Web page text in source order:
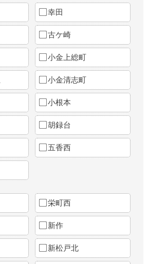
幸田
古ケ崎
小金上総町
小金清志町
小根本
胡録台
五香西
栄町西
新作
新松戸北